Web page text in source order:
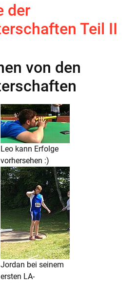
der
Teil II
von den
Leo kann Erfolge
vorhersehen :)
Jordan bei seinem
ersten LA-